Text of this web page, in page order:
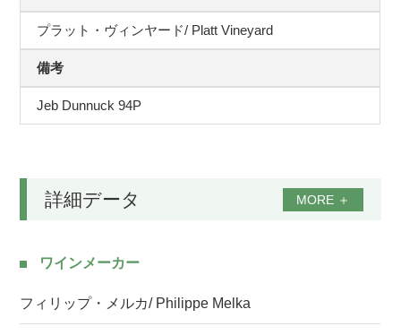
プラット・ヴィンヤード/ Platt Vineyard
備考
Jeb Dunnuck 94P
詳細データ MORE ＋
ワインメーカー
フィリップ・メルカ/ Philippe Melka